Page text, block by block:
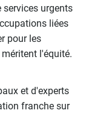
urgents
liées
pour les
l'équité.
et d'experts
franche sur